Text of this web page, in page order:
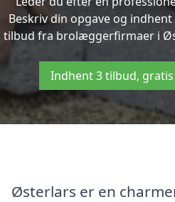
Beskriv din opgave og
tilbud fra brolæggerfirmaer i
Indhent 3 tilbud,
Østerlars er en